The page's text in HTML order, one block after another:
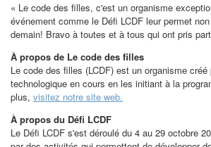
« Le code des filles, c'est un organisme
événement comme le Défi LCDF leur permet
demain! Bravo à toutes et à tous qui ont pris
À propos de Le code des filles
Le code des filles (LCDF) est un organisme
technologique en cours en les initiant à la
plus, visitez notre site web.
À propos du Défi LCDF
Le Défi LCDF s'est déroulé du 4 au 29 octobre